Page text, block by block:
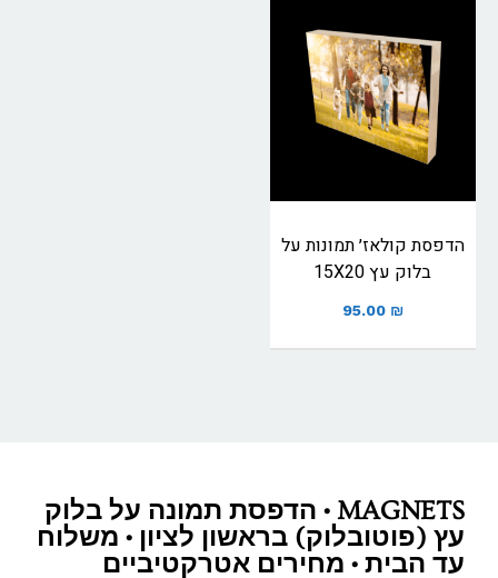
הדפסת קולאז׳ תמונות על
בלוק עץ 15X20
95.00 ₪
MAGNETS • הדפסת תמונה על בלוק
עץ (פוטובלוק) בראשון לציון • משלוח
עד הבית • מחירים אטרקטיביים